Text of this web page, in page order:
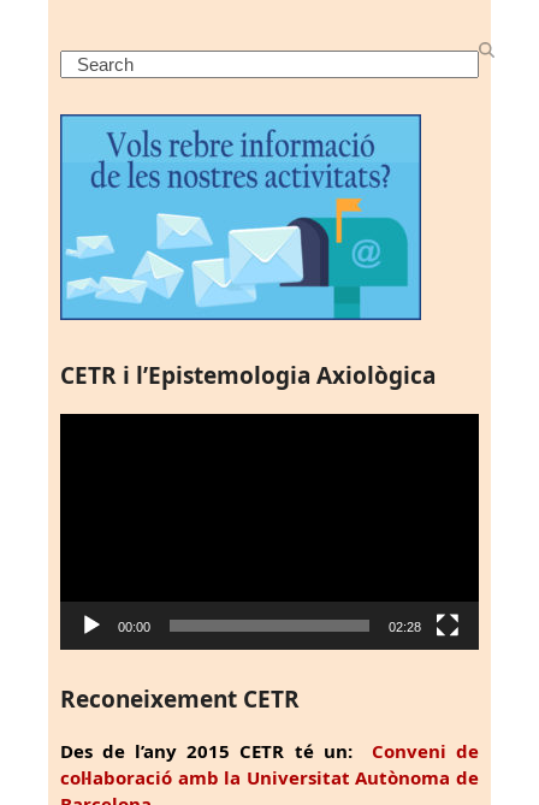
Search
CETR i l’Epistemologia Axiològica
00:00 02:28
Reconeixement CETR
Des de l’any 2015 CETR té un: Conveni de
col·laboració amb la Universitat Autònoma de